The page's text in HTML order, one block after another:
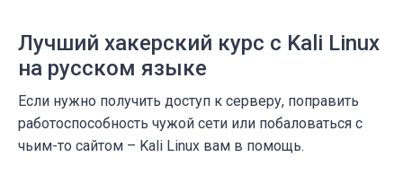
Лучший хакерский курс с Kali Linux
на русском языке
Если нужно получить доступ к серверу, поправить
работоспособность чужой сети или побаловаться с
чьим-то сайтом – Kali Linux вам в помощь.